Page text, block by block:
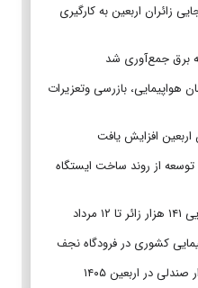
زائران اربعین به‌ کارگیری
هواپیمایی، بازرسی وتعزیرات
افزایش یافت
از روند ساخت ایستگاه
کشوری در فرودگاه نجف